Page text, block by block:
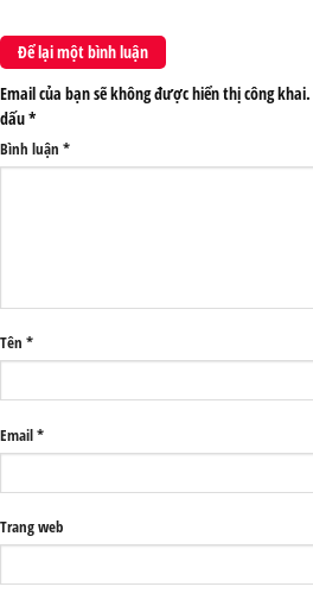
Để lại một bình luận
Email của bạn sẽ không được hiển thị công khai.
dấu*
Bình luận *
Tên *
Email*
Trang web